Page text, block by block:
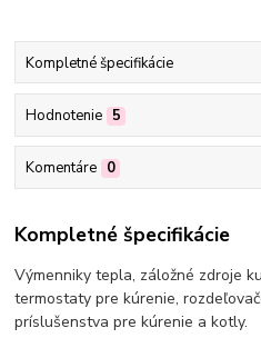
Kompletné špecifikácie
Hodnotenie 5
Komentáre 0
Kompletné špecifikácie
Výmenniky tepla, záložné zdroje
termostaty pre kúrenie,
príslušenstva pre kúrenie a kotly.